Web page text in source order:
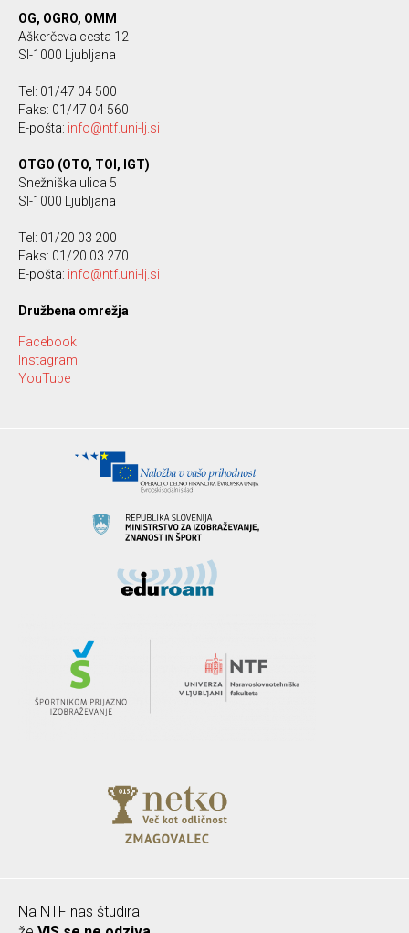
OG, OGRO, OMM
Aškerčeva cesta 12
SI-1000 Ljubljana
Tel: 01/47 04 500
Faks: 01/47 04 560
E-pošta: info@ntf.uni-lj.si
OTGO (OTO, TOI, IGT)
Snežniška ulica 5
SI-1000 Ljubljana
Tel: 01/20 03 200
Faks: 01/20 03 270
E-pošta: info@ntf.uni-lj.si
Družbena omrežja
Facebook
Instagram
YouTube
Na NTF nas študira